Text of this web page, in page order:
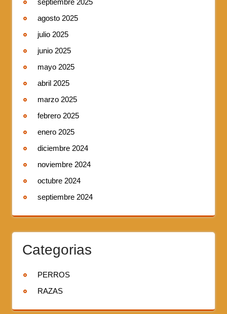
septiembre 2025
agosto 2025
julio 2025
junio 2025
mayo 2025
abril 2025
marzo 2025
febrero 2025
enero 2025
diciembre 2024
noviembre 2024
octubre 2024
septiembre 2024
Categorias
PERROS
RAZAS